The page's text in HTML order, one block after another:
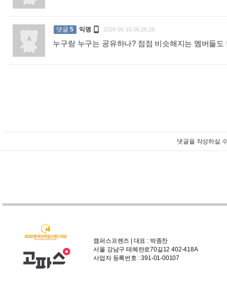
댓글 5 익명  2026-06-15 06:26:28
누구랑 누구는 공유하나? 점점 비슷해지는 멤버들
댓글을 작성하실
캠퍼스프렌즈 | 대표 : 박종찬
서울 강남구 테헤란로70길12 402-418A
사업자 등록번호 : 391-01-00107